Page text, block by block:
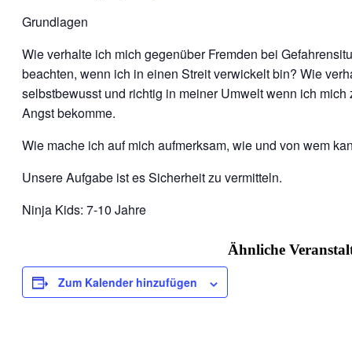
Grundlagen
Wie verhalte ich mich gegenüber Fremden bei
beachten, wenn ich in einen Streit verwickelt bin? Wie
selbstbewusst und richtig in meiner Umwelt wenn ich mich
Angst bekomme.
Wie mache ich auf mich aufmerksam, wie und von wem
Unsere Aufgabe ist es Sicherheit zu vermitteln.
Ninja Kids: 7-10 Jahre
Zum Kalender hinzufügen
Ähnliche